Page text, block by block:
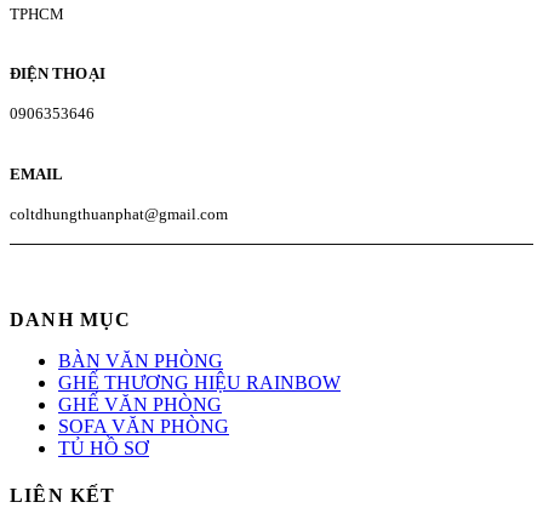
TPHCM
ĐIỆN THOẠI
0906353646
EMAIL
coltdhungthuanphat@gmail.com
DANH MỤC
BÀN VĂN PHÒNG
GHẾ THƯƠNG HIỆU RAINBOW
GHẾ VĂN PHÒNG
SOFA VĂN PHÒNG
TỦ HỒ SƠ
LIÊN KẾT